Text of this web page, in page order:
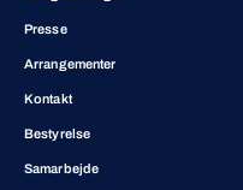
Presse
Arrangementer
Kontakt
Bestyrelse
Samarbejde